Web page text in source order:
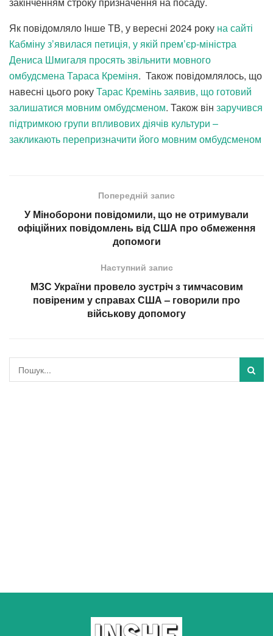
Як повідомляло Інше ТВ, у вересні 2024 року на сайті
Кабміну з’явилася петиція, у якій прем’єр-міністра
Дениса Шмигаля просять звільнити мовного
омбудсмена Тараса Креміня. Також повідомлялось, що
навесні цього рокуТарас Кремінь заявив, що готовий
залишатися мовним омбудсменом. Також він заручився
підтримкою групи впливових діячів культури –
закликають перепризначити його мовним омбудсменом
Попередній запис
У Міноборони повідомили, що не отримували
офіційних повідомлень від США про обмеження
допомоги
Наступний запис
МЗС України провело зустріч з тимчасовим
повіреним у справах США – говорили про
військову допомогу